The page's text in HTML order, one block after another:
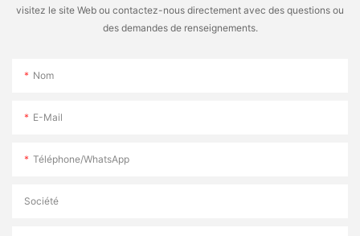
visitez le site Web ou contactez-nous directement avec des questions ou
des demandes de renseignements.
Nom
E-Mail
Téléphone/WhatsApp
Société